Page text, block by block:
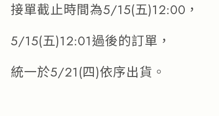
接單截止時間為5/15(五)12:00，
5/15(五)12:01過後的訂單，
統一於5/21(四)依序出貨。